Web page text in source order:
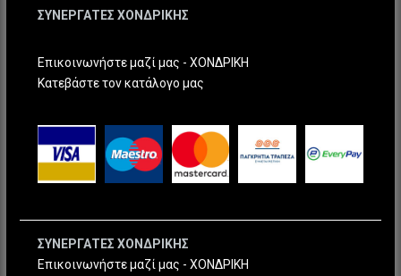
ΣΥΝΕΡΓΑΤΕΣ ΧΟΝΔΡΙΚΗΣ
Επικοινωνήστε μαζί μας - ΧΟΝΔΡΙΚΗ
Κατεβάστε τον κατάλογο μας
ΣΥΝΕΡΓΑΤΕΣ ΧΟΝΔΡΙΚΗΣ
Επικοινωνήστε μαζί μας - ΧΟΝΔΡΙΚΗ